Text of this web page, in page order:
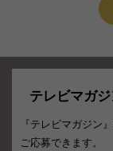
テレビマガ
『テレビマガジン
ご応募できます。